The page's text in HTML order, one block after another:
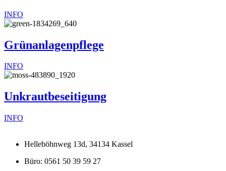
INFO
Grünanlagenpflege
INFO
Unkrautbeseitigung
INFO
Helleböhnweg 13d, 34134 Kassel
Büro: 0561 50 39 59 27